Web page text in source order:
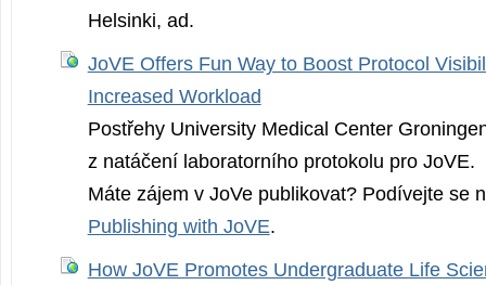
Helsinki, ad.
JoVE Offers Fun Way to Boost Protocol
Increased Workload
Postřehy University Medical Center
z natáčení laboratorního protokolu pro JoVE.
Máte zájem v JoVe publikovat? Podívejte se
Publishing with JoVE.
How JoVE Promotes Undergraduate Life